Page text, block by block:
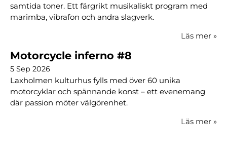
samtida toner. Ett färgrikt musikaliskt program med
marimba, vibrafon och andra slagverk.
Läs mer »
Motorcycle inferno #8
5 Sep 2026
Laxholmen kulturhus fylls med över 60 unika
motorcyklar och spännande konst – ett evenemang
där passion möter välgörenhet.
Läs mer »